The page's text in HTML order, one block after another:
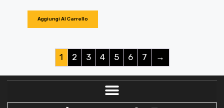
Aggiungi Al Carrello
1 2 3 4 5 6 7 →